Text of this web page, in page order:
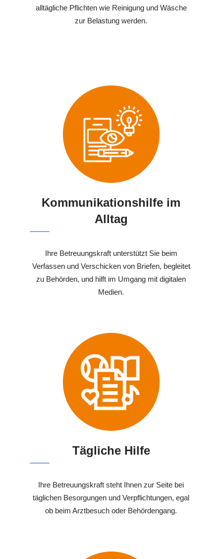
alltägliche Pflichten wie Reinigung und Wäsche
zur Belastung werden.
Kommunikationshilfe im
Alltag
Ihre Betreuungskraft unterstützt Sie beim
Verfassen und Verschicken von Briefen, begleitet
zu Behörden, und hilft im Umgang mit digitalen
Medien.
Tägliche Hilfe
Ihre Betreuungskraft steht Ihnen zur Seite bei
täglichen Besorgungen und Verpflichtungen, egal
ob beim Arztbesuch oder Behördengang.